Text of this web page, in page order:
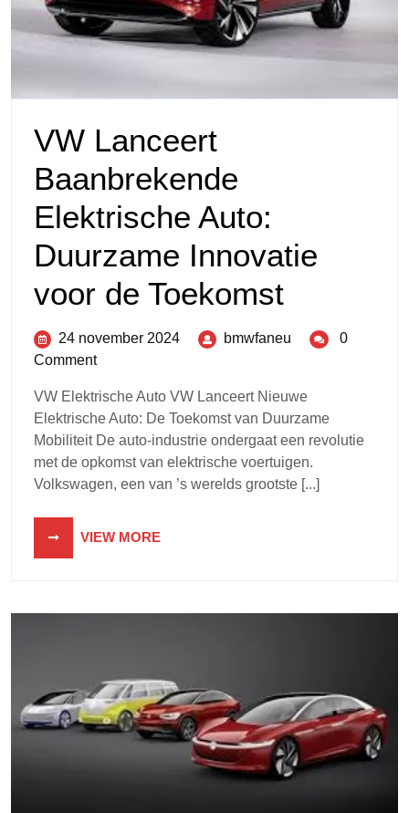
VW Lanceert
Baanbrekende
Elektrische Auto:
Duurzame Innovatie
voor de Toekomst
24 november 2024 bmwfaneu
0
Comment
VW Elektrische Auto VW Lanceert Nieuwe
Elektrische Auto: De Toekomst van Duurzame
Mobiliteit De auto-industrie ondergaat een revolutie
met de opkomst van elektrische voertuigen.
Volkswagen, een van ’s werelds grootste [...]
VIEW MORE